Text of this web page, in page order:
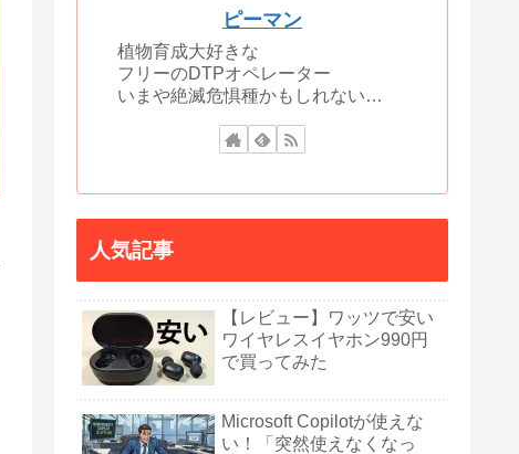
ピーマン
植物育成大好きな
フリーのDTPオペレーター
いまや絶滅危惧種かもしれない…
人気記事
【レビュー】ワッツで安い
ワイヤレスイヤホン990円
で買ってみた
Microsoft Copilotが使えな
い！「突然使えなくなっ